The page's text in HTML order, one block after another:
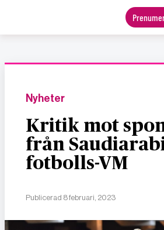
Nyheter
Kritik mot
från
fotbolls-VM
Publicerad 8 februari, 2023